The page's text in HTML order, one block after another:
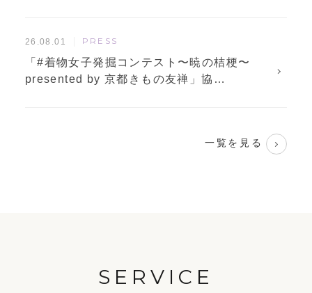
26.08.01 PRESS
「#着物女子発掘コンテスト〜暁の桔梗〜
presented by 京都きもの友禅」協…
一覧を見る
SERVICE